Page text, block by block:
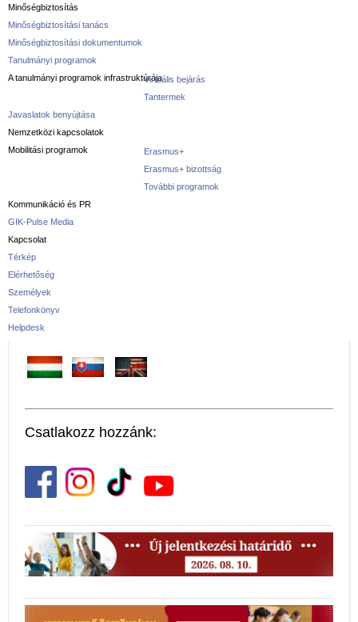
Minőségbiztosítás
Minőségbiztosítási tanács
Minőségbiztosítási dokumentumok
Tanulmányi programok
A tanulmányi programok infrastruktúrájaVirtuális bejárás
Tantermek
Javaslatok benyújtása
Nemzetközi kapcsolatok
Mobilitási programok
Erasmus+
Erasmus+ bizottság
További programok
Kommunikáció és PR
GIK-Pulse Media
Kapcsolat
Térkép
Elérhetőség
Személyek
Telefonkönyv
Helpdesk
Csatlakozz hozzánk: